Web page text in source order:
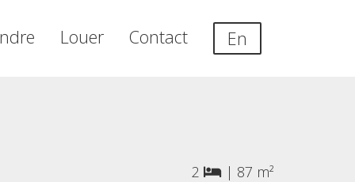
Louer Contact En
2 | 87 m²